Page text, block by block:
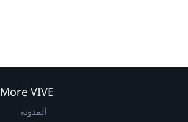
More VIVE
المدونة